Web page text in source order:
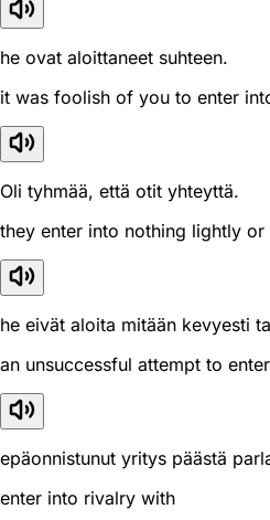
he ovat aloittaneet suhteen.
it was foolish of you to enter
Oli tyhmää, että otit yhteyttä.
they enter into nothing lightly or
he eivät aloita mitään kevyesti
an unsuccessful attempt to
epäonnistunut yritys päästä
enter into rivalry with